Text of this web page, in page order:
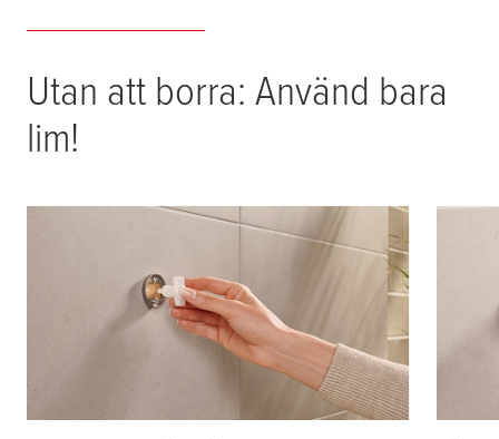
Utan att borra: Använd bara
lim!